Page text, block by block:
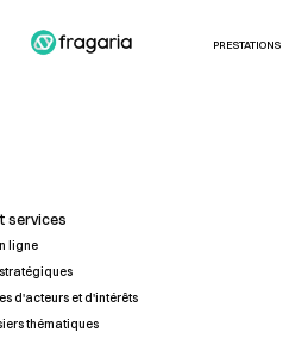
PRESTATIONS
services
ligne
d'acteurs et d'intérêts
thématiques